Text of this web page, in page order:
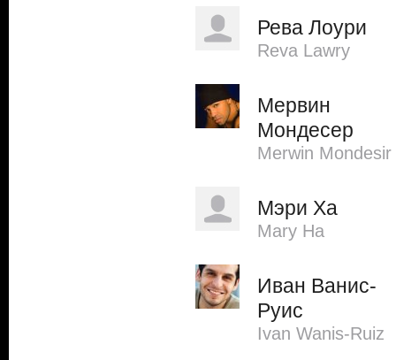
Рева Лоури
Reva Lawry
Мервин
Мондесер
Merwin Mondesir
Мэри Ха
Mary Ha
Иван Ванис-
Руис
Ivan Wanis-Ruiz